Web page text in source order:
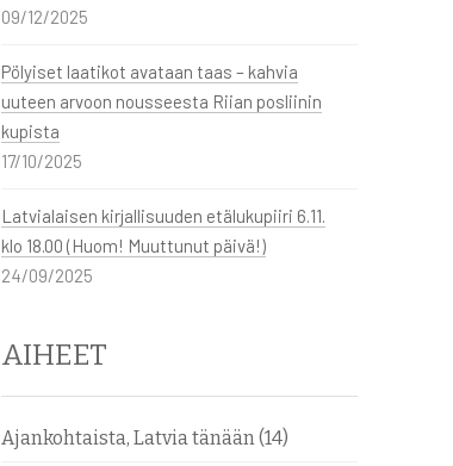
09/12/2025
Pölyiset laatikot avataan taas – kahvia
uuteen arvoon nousseesta Riian posliinin
kupista
17/10/2025
Latvialaisen kirjallisuuden etälukupiiri 6.11.
klo 18.00 (Huom! Muuttunut päivä!)
24/09/2025
AIHEET
Ajankohtaista, Latvia tänään(14)